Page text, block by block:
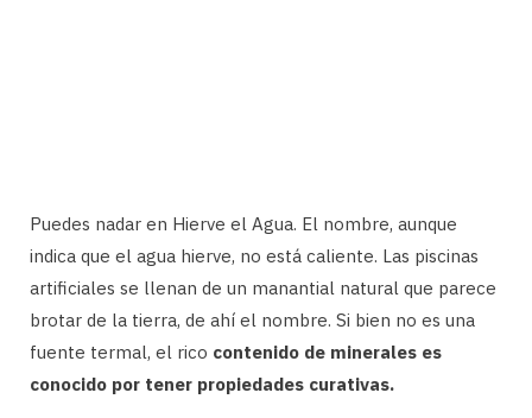
Puedes nadar en Hierve el Agua. El nombre, aunque
indica que el agua hierve, no está caliente. Las piscinas
artificiales se llenan de un manantial natural que parece
brotar de la tierra, de ahí el nombre. Si bien no es una
fuente termal, el rico contenido de minerales es
conocido por tener propiedades curativas.